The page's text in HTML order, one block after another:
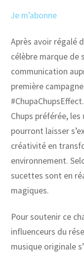
Je m’abonne
Après avoir régalé
célèbre marque de
communication
première
Chups préférée,
pourront laisser
créativité en
environnement.
sucettes sont en
magiques.
Pour soutenir ce
influenceurs du
musique originale